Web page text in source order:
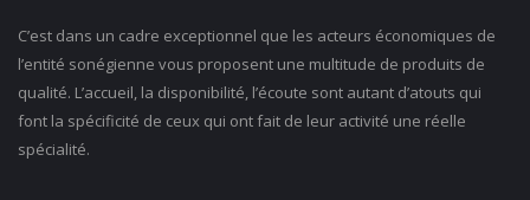
C’est dans un cadre exceptionnel que les acteurs économiques de
l’entité sonégienne vous proposent une multitude de produits de
qualité. L’accueil, la disponibilité, l’écoute sont autant d’atouts qui
font la spécificité de ceux qui ont fait de leur activité une réelle
spécialité.